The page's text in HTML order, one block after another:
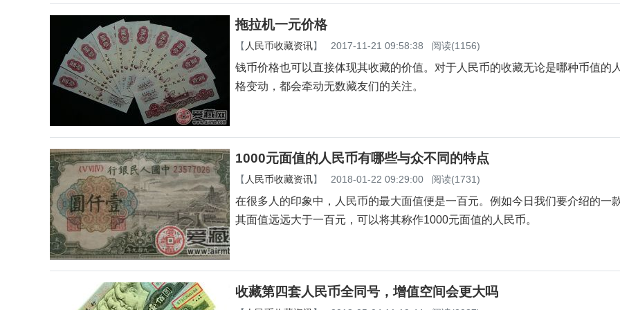
拖拉机一元价格
【 人民币收藏资讯】 2017-11-21 09:58:38 阅读(1156)
钱币价格也可以直接体现其收藏的价值。对于人民币的收藏无论是哪种币值的
格变动，都会牵动无数藏友们的关注。
1000元面值的人民币有哪些与众不同的特点
【 人民币收藏资讯】 2018-01-22 09:29:00 阅读(1731)
在很多人的印象中，人民币的最大面值便是一百元。例如今日我们要介绍的一
其面值远远大于一百元，可以将其称作1000元面值的人民币。
收藏第四套人民币全同号，增值空间会更大吗